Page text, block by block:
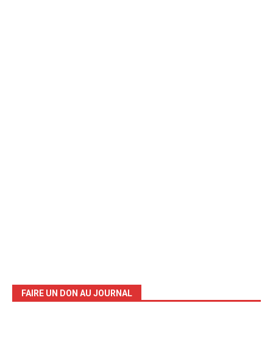
FAIRE UN DON AU JOURNAL